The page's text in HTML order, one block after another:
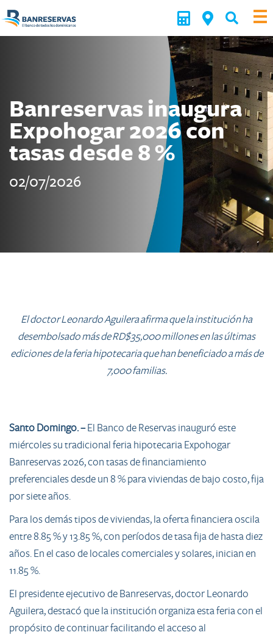
Banreservas inaugura
Expohogar 2026 con
tasas desde 8 %
02/07/2026
El doctor Leonardo Aguilera afirma que la institución ha
desembolsado más de RD$35,000 millones en las últimas
ediciones de la feria hipotecaria que han beneficiado a más de
7,000 familias.
Santo Domingo. –El Banco de Reservas inauguró este
miércoles su tradicional feria hipotecaria Expohogar
Banreservas 2026, con tasas de financiamiento
preferenciales desde un 8 % para viviendas de bajo costo, fija
por siete años.
Para los demás tipos de viviendas, la oferta financiera oscila
entre 8.85 % y 13.85 %, con períodos de tasa fija de hasta diez
años. En el caso de locales comerciales y solares, inician en
11.85 %.
El presidente ejecutivo de Banreservas, doctor Leonardo
Aguilera, destacó que la institución organiza esta feria con el
propósito de continuar facilitando el acceso al